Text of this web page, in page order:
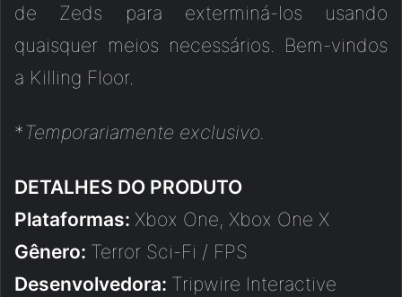
de Zeds para exterminá-los usando
quaisquer meios necessários. Bem-vindos
a Killing Floor.
* Temporariamente exclusivo.
DETALHES DO PRODUTO
Plataformas: Xbox One, Xbox One X
Gênero: Terror Sci-Fi / FPS
Desenvolvedora: Tripwire Interactive